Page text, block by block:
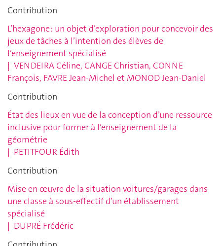
Contribution
L’hexagone : un objet d’exploration pour concevoir des
jeux de tâches à l’intention des élèves de
l’enseignement spécialisé
| VENDEIRA Céline, CANGE Christian, CONNE
François, FAVRE Jean-Michel et MONOD Jean-Daniel
Contribution
État des lieux en vue de la conception d’une ressource
inclusive pour former à l’enseignement de la
géométrie
| PETITFOUR Édith
Contribution
Mise en œuvre de la situation voitures/garages dans
une classe à sous-effectif d’un établissement
spécialisé
| DUPRÉ Frédéric